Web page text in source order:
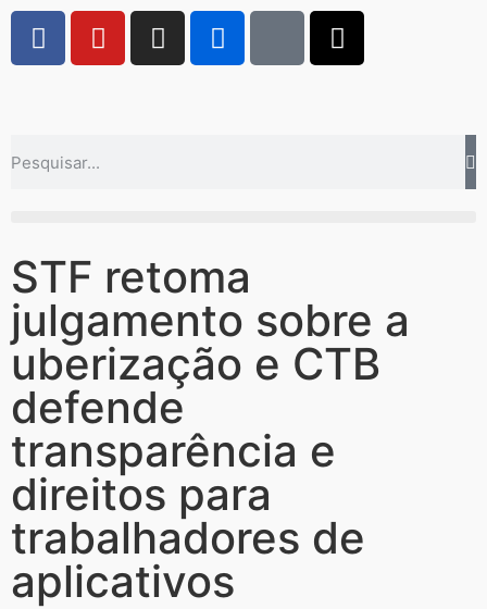
STF retoma
julgamento sobre a
uberização e CTB
defende
transparência e
direitos para
trabalhadores de
aplicativos